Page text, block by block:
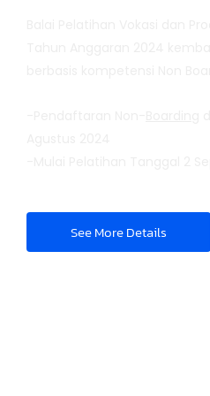
See More Details